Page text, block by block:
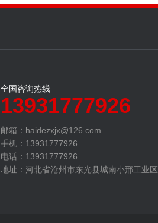
全国咨询热线
13931777926
邮箱：haidezxjx@126.com‬
手机：13931777926
电话：13931777926
地址：河北省沧州市东光县城南小邢工业区